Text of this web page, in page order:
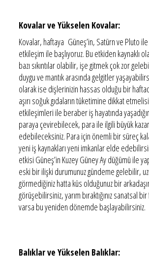
Kovalar ve Yükselen Kovalar:
Kovalar, haftaya Güneş’in, Satürn ve Pluto
etkileşim ile başlıyoruz. Bu etkiden kaynaklı
bazı sıkıntılar olabilir, işe gitmek çok zor
duygu ve mantık arasında gelgitler
olarak ise dişlerinizin hassas olduğu bir
aşırı soğuk gıdaların tüketimine dikkat
etkileşimleri ile beraber iş hayatında
paraya çevirebilecek, para ile ilgili büyük
edebileceksiniz. Para için önemli bir süreç
yeni iş kaynakları yeni imkanlar elde
etkisi Güneş’in Kuzey Güney Ay düğümü ile
eski bir ilişki durumunuz gündeme gelebilir,
görmediğiniz hatta küs olduğunuz bir
görüşebilirsiniz, yarım bıraktığınız sanatsal
varsa bu yeniden dönemde başlayabilirsiniz.
Balıklar ve Yükselen Balıklar: